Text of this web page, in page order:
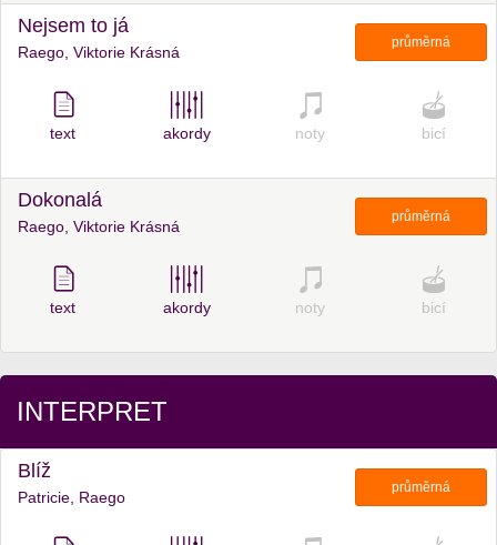
Nejsem to já
Raego, Viktorie Krásná
průměrná
text akordy noty bicí
Dokonalá
Raego, Viktorie Krásná
průměrná
text akordy noty bicí
INTERPRET
Blíž
Patricie, Raego
průměrná